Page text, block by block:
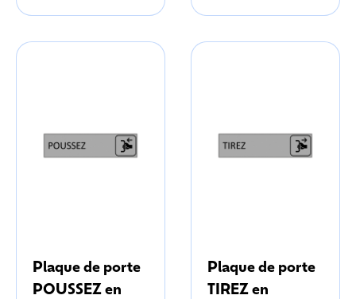
Plaque de porte
POUSSEZ en
Plaque de porte
TIREZ en